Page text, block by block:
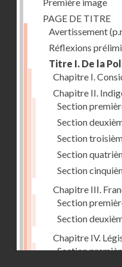
PAGE DE TITRE
Avertissement
Réflexions
Titre I. De la
Chapitre I.
Chapitre II.
Section
Section
Section
Section
Section
Chapitre III.
Section
Section
Chapitre IV.
Section